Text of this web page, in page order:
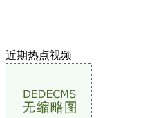
近期热点视频